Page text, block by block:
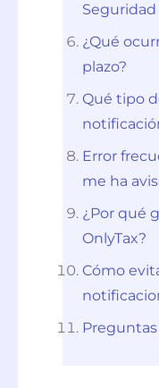
Seguridad
¿Qué
plazo?
Qué tipo
Error
me ha
¿Por qué
OnlyTax?
Cómo